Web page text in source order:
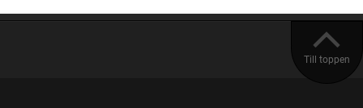
Till toppen